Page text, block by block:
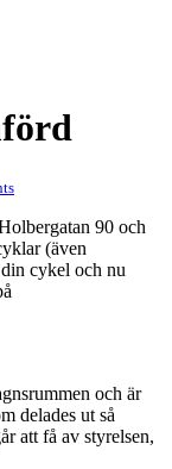
90 och
(även
cykel och nu
och är
delades ut så
att få av styrelsen,